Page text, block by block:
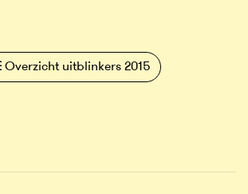
Overzicht uitblinkers 2015